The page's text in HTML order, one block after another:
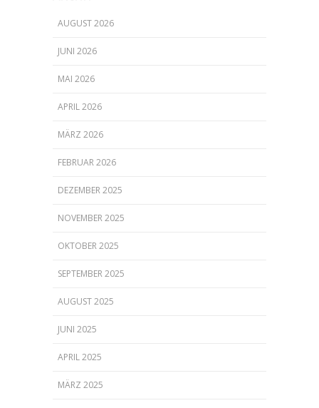
AUGUST 2026
JUNI 2026
MAI 2026
APRIL 2026
MÄRZ 2026
FEBRUAR 2026
DEZEMBER 2025
NOVEMBER 2025
OKTOBER 2025
SEPTEMBER 2025
AUGUST 2025
JUNI 2025
APRIL 2025
MÄRZ 2025